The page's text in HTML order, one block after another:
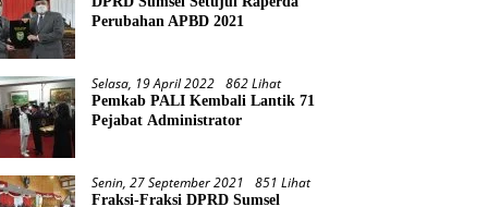
Perubahan APBD 2021
Selasa, 19 April 2022 862 Lihat
Pemkab PALI Kembali Lantik 71
Pejabat Administrator
Senin, 27 September 2021 851 Lihat
Fraksi-Fraksi DPRD Sumsel